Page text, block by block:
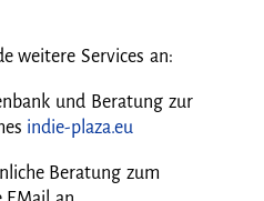
weitere Services an:
und Beratung zur
indie-plaza.eu
Beratung zum